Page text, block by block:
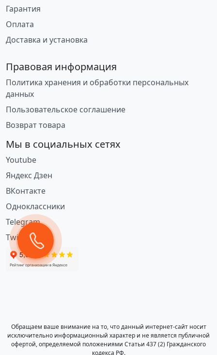
Гарантия
Оплата
Доставка и установка
Правовая информация
Политика хранения и обработки персональных
данных
Пользовательское соглашение
Возврат товара
Мы в социальных сетях
Youtube
Яндекс Дзен
ВКонтакте
Одноклассники
Telegram
Twitter
Обращаем ваше внимание на то, что данный интернет-сайт носит
исключительно информационный характер и не является публичной
офертой, определяемой положениями Статьи 437 (2) Гражданского
кодекса РФ.